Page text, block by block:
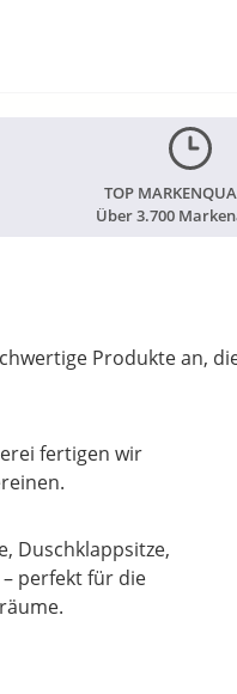
TOP
Über 3.700
Produkte an,
fertigen wir
Duschklappsitze,
perfekt für die